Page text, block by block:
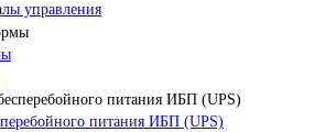
управления
питания ИБП (UPS)